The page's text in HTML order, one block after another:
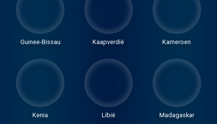
Guinee-Bissau Kaapverdië Kameroen
Kenia Libië Madagaskar